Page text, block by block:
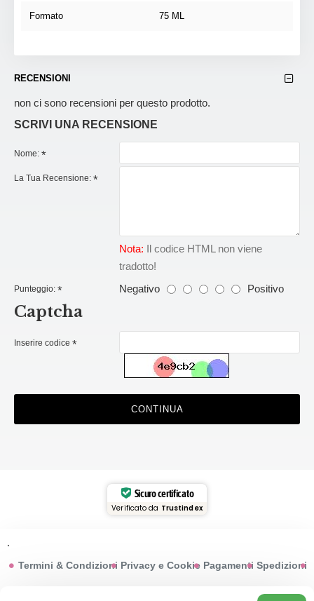
Formato 75 ML
RECENSIONI
non ci sono recensioni per questo prodotto.
SCRIVI UNA RECENSIONE
Nome:
La Tua Recensione:
Nota: Il codice HTML non viene
tradotto!
Punteggio: Negativo Positivo
Captcha
Inserire codice
CONTINUA
Sicuro certificato
Verificato da Trustindex
.
Termini & Condizioni Privacy e Cookie Pagamenti Spedizioni